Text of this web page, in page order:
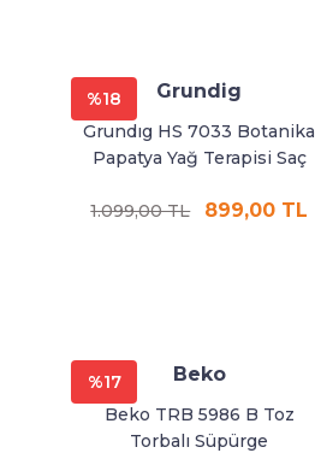
%18 Grundig
Grundıg HS 7033 Botanika
Papatya Yağ Terapisi Saç
1.099,00 TL
899,00 TL
%17 Beko
Beko TRB 5986 B Toz
Torbalı Süpürge